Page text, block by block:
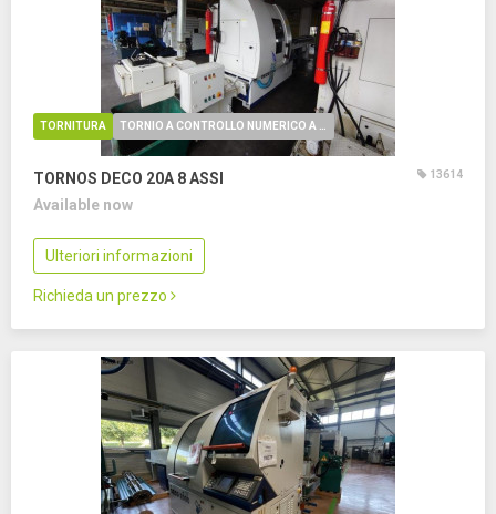
TORNITURA
TORNOS DECO 20A 8 ASSI 13614
Available now
Ulteriori informazioni
Richieda un prezzo